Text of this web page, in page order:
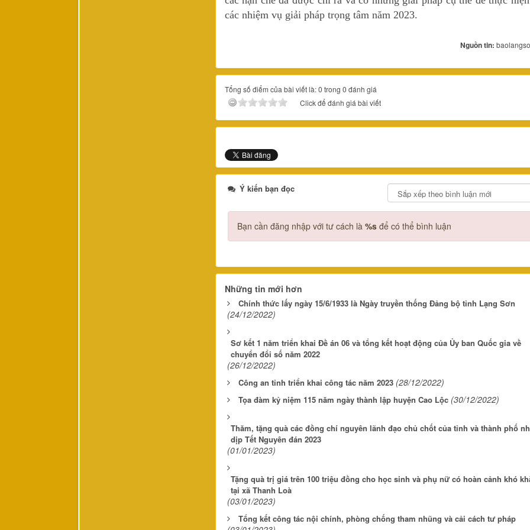
các nhiệm vụ giải pháp trọng tâm năm 2023.
Nguồn tin:
Tổng số điểm của bài viết là: 0 trong 0 đánh giá
Click để đánh giá bài viết
Ý kiến bạn đọc
Bạn cần đăng nhập với tư cách là %sđể có thể bình luận
Những tin mới hơn
Chính thức lấy ngày 15/6/1933 là Ngày truyền thống Đảng bộ tỉnh Lạng Sơn
(24/12/2022)
Sơ kết 1 năm triển khai Đề án 06 và tổng kết hoạt động của Ủy ban Quốc gia về
chuyển đổi số năm 2022
(26/12/2022)
Công an tỉnh triển khai công tác năm 2023 (28/12/2022)
Tọa đàm kỷ niệm 115 năm ngày thành lập huyện Cao Lộc (30/12/2022)
Thăm, tặng quà các đồng chí nguyên lãnh đạo chủ chốt của tỉnh và thành phố
dịp Tết Nguyên đán 2023
(01/01/2023)
Tặng quà trị giá trên 100 triệu đồng cho học sinh và phụ nữ có hoàn cảnh khó
tại xã Thanh Loà
(03/01/2023)
Tổng kết công tác nội chính, phòng chống tham nhũng và cải cách tư pháp